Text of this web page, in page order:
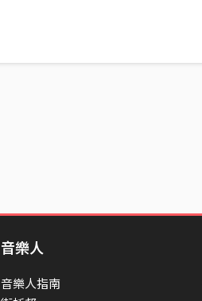
音樂人
音樂人指南